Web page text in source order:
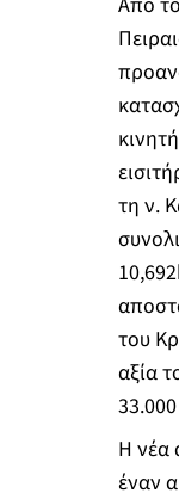
τη ν.
του
αξία
Η νέα
έναν